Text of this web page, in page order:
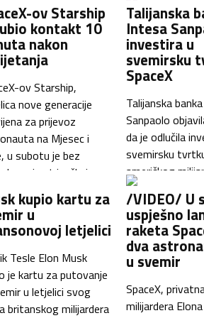
umjetne
za
Akvizicija će
xAI, koju je
kupio u veljači,
kapacitete za
alata umjetne
za
i tako joj
da uhvati korak s
Reutersu izvor
tim pitanjem.
ranije u utorak
se ta tvrtka
Elona Muska za
tehnologije i
komunikacije
najmanje 75…
ov Starship
kontakt 10
nakon
ov Starship,
nove generacije
za prijevoz
na Mjesec i
u subotu je bez
prvi put izašla iz
atmosfere, no
je s njome
ubrzo nakon
Raketa od dvije
je s lansirne
tvrtke Starbase
Muska u Boca Chici u
Trebala je letjeti
Talijanska
Intesa
investira u
svemirsku
SpaceX
Talijanska
Sanpaolo
da je odlučila
svemirsku
američkog
Muska SpaceX.
Sanpaolo
“posebno
zrakoplovno-
sektora u
svijeta i stoga
ulagati u tvrtku
kupio kartu za
u
letjelici
Tesle Elon Musk
je kartu za putovanje
u letjelici svog
britanskog milijardera
/VIDEO/ U
uspješno
raketa
dva
u svemir
SpaceX,
milijardera